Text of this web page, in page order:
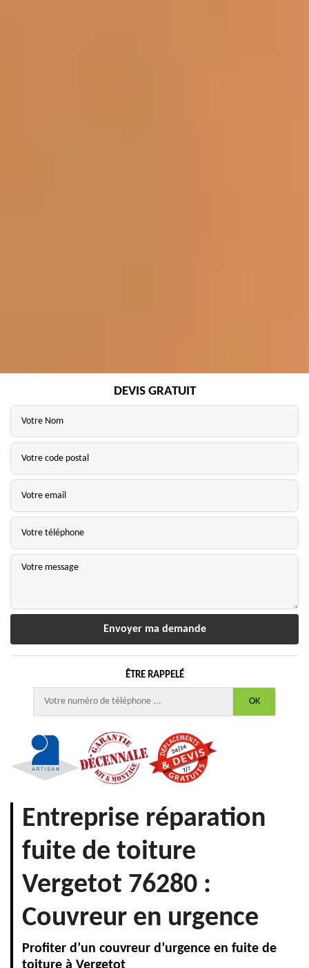
DEVIS GRATUIT
ÊTRE RAPPELÉ
Entreprise réparation
fuite de toiture
Vergetot 76280 :
Couvreur en urgence
Profiter d’un couvreur d’urgence en fuite de